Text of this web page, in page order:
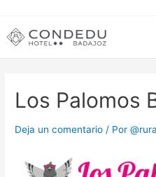
Los Palomos
Deja un comentario / Por